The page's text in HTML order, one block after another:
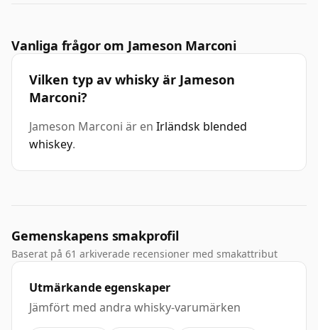
Vanliga frågor om Jameson Marconi
Vilken typ av whisky är Jameson
Marconi?
Jameson Marconi är en Irländsk blended
whiskey.
Gemenskapens smakprofil
Baserat på 61 arkiverade recensioner med smakattribut
Utmärkande egenskaper
Jämfört med andra whisky-varumärken